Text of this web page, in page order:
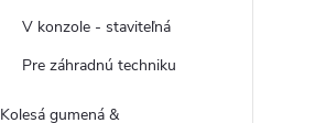
V konzole - staviteľná
Pre záhradnú techniku
Kolesá gumená &